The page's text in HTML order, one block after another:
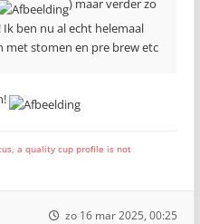
) maar verder zo
ben nu al echt helemaal
met stomen en pre brew etc
a quality cup profile is not
zo 16 mar 2025, 00:25